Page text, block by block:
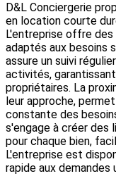
D&L Conciergerie
en location courte
L'entreprise offre
adaptés aux besoins
assure un suivi
activités,
propriétaires. La
leur approche,
constante des
s'engage à créer des
pour chaque bien,
L'entreprise est
rapide aux demandes